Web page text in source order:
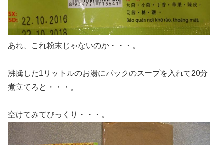
あれ、これ粉末じゃないのか・・・。
沸騰した1リットルのお湯にパックのスープを入れて20分
煮立てろと・・・。
空けてみてびっくり・・・。